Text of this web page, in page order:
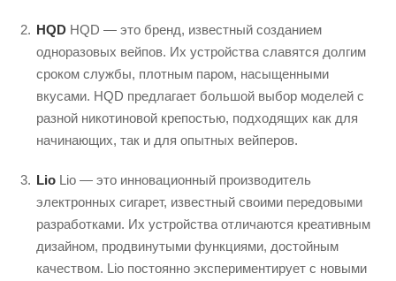
HQD HQD — это бренд, известный созданием
одноразовых вейпов. Их устройства славятся долгим
сроком службы, плотным паром, насыщенными
вкусами. HQD предлагает большой выбор моделей с
разной никотиновой крепостью, подходящих как для
начинающих, так и для опытных вейперов.
Lio Lio — это инновационный производитель
электронных сигарет, известный своими передовыми
разработками. Их устройства отличаются креативным
дизайном, продвинутыми функциями, достойным
качеством. Lio постоянно экспериментирует с новыми